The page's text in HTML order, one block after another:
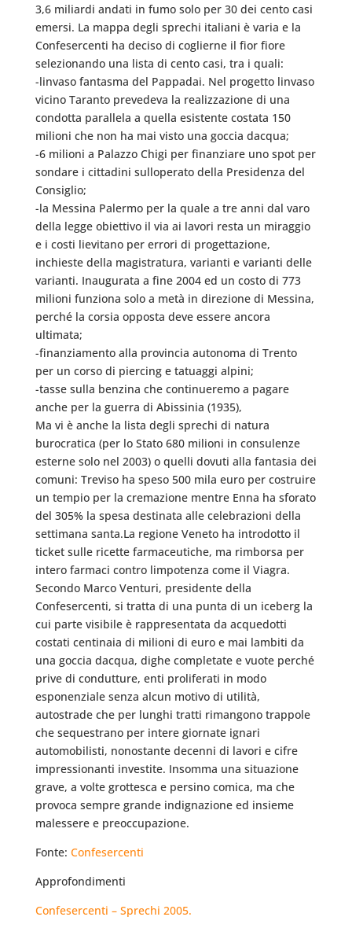
3,6 miliardi andati in fumo solo per 30 dei cento casi
emersi. La mappa degli sprechi italiani è varia e la
Confesercenti ha deciso di coglierne il fior fiore
selezionando una lista di cento casi, tra i quali:
-linvaso fantasma del Pappadai. Nel progetto linvaso
vicino Taranto prevedeva la realizzazione di una
condotta parallela a quella esistente costata 150
milioni che non ha mai visto una goccia dacqua;
-6 milioni a Palazzo Chigi per finanziare uno spot per
sondare i cittadini sulloperato della Presidenza del
Consiglio;
-la Messina Palermo per la quale a tre anni dal varo
della legge obiettivo il via ai lavori resta un miraggio
e i costi lievitano per errori di progettazione,
inchieste della magistratura, varianti e varianti delle
varianti. Inaugurata a fine 2004 ed un costo di 773
milioni funziona solo a metà in direzione di Messina,
perché la corsia opposta deve essere ancora
ultimata;
-finanziamento alla provincia autonoma di Trento
per un corso di piercing e tatuaggi alpini;
-tasse sulla benzina che continueremo a pagare
anche per la guerra di Abissinia (1935),
Ma vi è anche la lista degli sprechi di natura
burocratica (per lo Stato 680 milioni in consulenze
esterne solo nel 2003) o quelli dovuti alla fantasia dei
comuni: Treviso ha speso 500 mila euro per costruire
un tempio per la cremazione mentre Enna ha sforato
del 305% la spesa destinata alle celebrazioni della
settimana santa.La regione Veneto ha introdotto il
ticket sulle ricette farmaceutiche, ma rimborsa per
intero farmaci contro limpotenza come il Viagra.
Secondo Marco Venturi, presidente della
Confesercenti, si tratta di una punta di un iceberg la
cui parte visibile è rappresentata da acquedotti
costati centinaia di milioni di euro e mai lambiti da
una goccia dacqua, dighe completate e vuote perché
prive di condutture, enti proliferati in modo
esponenziale senza alcun motivo di utilità,
autostrade che per lunghi tratti rimangono trappole
che sequestrano per intere giornate ignari
automobilisti, nonostante decenni di lavori e cifre
impressionanti investite. Insomma una situazione
grave, a volte grottesca e persino comica, ma che
provoca sempre grande indignazione ed insieme
malessere e preoccupazione.
Fonte: Confesercenti
Approfondimenti
Confesercenti – Sprechi 2005.